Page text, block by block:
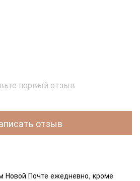
первый отзыв
отзыв
Новой Почте ежедневно, кроме